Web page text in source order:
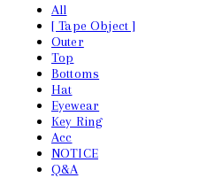
All
[ Tape Object ]
Outer
Top
Bottoms
Hat
Eyewear
Key Ring
Acc
NOTICE
Q&A